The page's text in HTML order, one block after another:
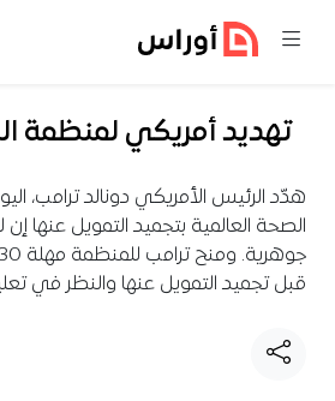
تهديد أمريكي لمنظمة
هدّد الرئيس الأمريكي دونالد ترامب،
الصحة العالمية بتجميد التمويل عنها
قبل تجميد التمويل عنها والنظر في